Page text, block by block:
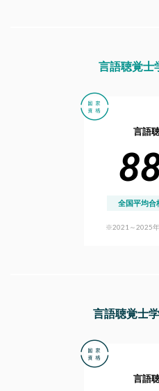
言語聴覚士
言語
全国平均合
※2021～2025
言語聴覚士
言語